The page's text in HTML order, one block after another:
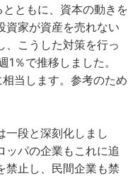
ともに、資本の動きを
資家が資産を売れない
、こうした対策を行っ
％で推移しました。
当します。参考のため
一段と深刻化しまし
ッパの企業もこれに追
禁止し、民間企業も禁